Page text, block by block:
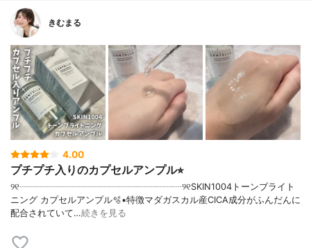
きむまる
4.00
プチプチ入りのカプセルアンプル⭐︎
୨୧┈┈┈┈┈┈┈┈┈┈┈┈┈┈┈┈┈┈୨୧SKIN1004トーンブライト
ニング カプセルアンプル🫧▪︎特徴マダガスカル産CICA成分がふんだんに
配合されていて…続きを見る